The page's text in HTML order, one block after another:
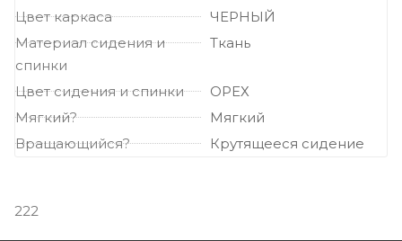
Цвет каркаса
ЧЕРНЫЙ
Материал сидения и
спинки
Ткань
Цвет сидения и спинки
ОРЕХ
Мягкий?
Мягкий
Вращающийся?
Крутящееся сидение
222